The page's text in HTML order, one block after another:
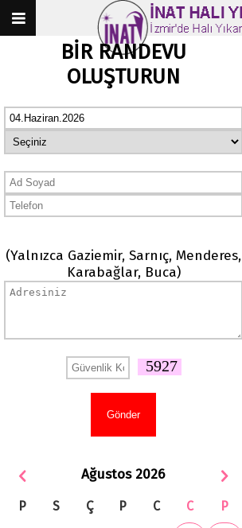
BİR RANDEVU
OLUŞTURUN
(Yalnızca Gaziemir, Sarnıç, Menderes,
Karabağlar, Buca)
5927
Ağustos 2026
P S Ç P C C P